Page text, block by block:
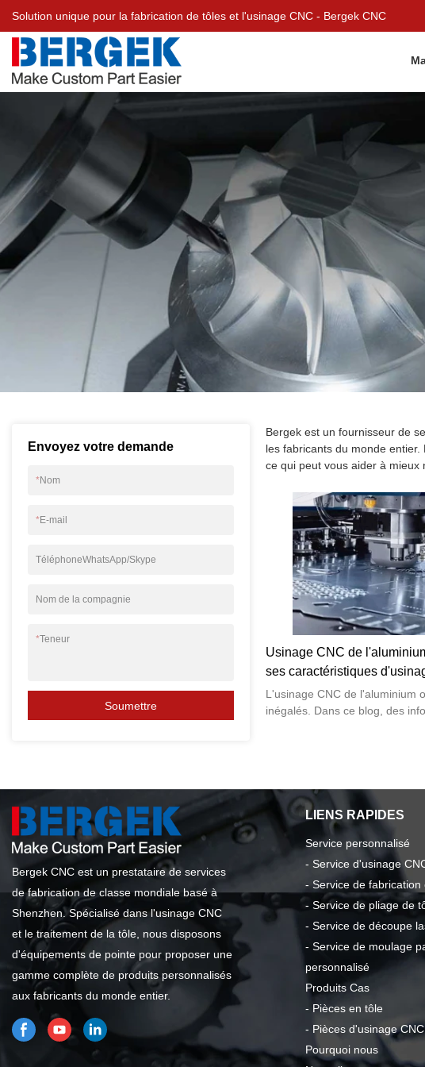
Solution unique pour la fabrication de tôles et l'usinage CNC - Bergek CNC
Envoyez votre demande
*Nom
*E-mail
TéléphoneWhatsApp/Skype
Nom de la compagnie
*Teneur
Soumettre
Bergek est un fournisseur de
les fabricants du monde
ce qui peut vous aider à mieux
Usinage CNC de
ses caractéristiques
Une exploration détaillée!
L'usinage CNC de l'aluminium
inégalés. Dans ce blog, des
profondeur dans ce segment
Bergek CNC est un prestataire de services
de fabrication de classe mondiale basé à
Shenzhen. Spécialisé dans l'usinage CNC
et le traitement de la tôle, nous disposons
d'équipements de pointe pour proposer une
gamme complète de produits personnalisés
aux fabricants du monde entier.
LIENS RAPIDES
Service personnalisé
- Service d'usinage
- Service de fabrication
- Service de pliage de
- Service de découpe
- Service de moulage
personnalisé
Produits Cas
- Pièces en tôle
- Pièces d'usinage CNC
Pourquoi nous